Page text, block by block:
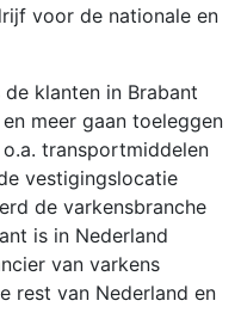
voor de nationale en
klanten in Brabant
meer gaan toeleggen
transportmiddelen
vestigingslocatie
de varkensbranche
is in Nederland
van varkens
rest van Nederland en